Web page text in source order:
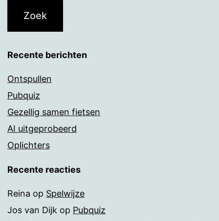
Recente berichten
Ontspullen
Pubquiz
Gezellig samen fietsen
AI uitgeprobeerd
Oplichters
Recente reacties
Reina op Spelwijze
Jos van Dijk op Pubquiz